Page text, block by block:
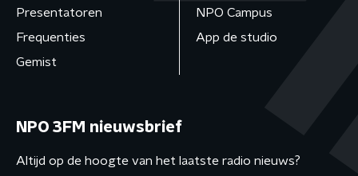
Presentatoren
Frequenties
Gemist
NPO Campus
App de studio
NPO 3FM nieuwsbrief
Altijd op de hoogte van het laatste radio nieuws?